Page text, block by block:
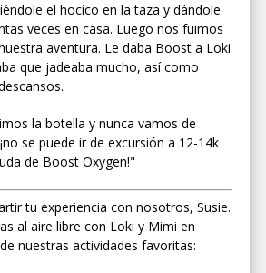
el hocico en la taza y dándole
veces en casa. Luego nos fuimos
aventura. Le daba Boost a Loki
que jadeaba mucho, así como
la botella y nunca vamos de
se puede ir de excursión a 12-14k
de Boost Oxygen!"
tu experiencia con nosotros, Susie.
al aire libre con Loki y Mimi en
nuestras actividades favoritas: